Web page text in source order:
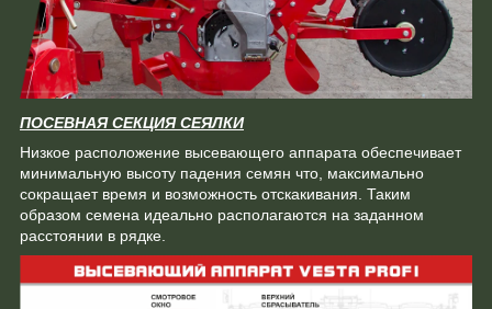
ПОСЕВНАЯ СЕКЦИЯ СЕЯЛКИ
Низкое расположение высевающего аппарата обеспечивает
минимальную высоту падения семян что, максимально
сокращает время и возможность отскакивания. Таким
образом семена идеально располагаются на заданном
расстоянии в рядке.